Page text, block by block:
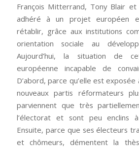
François Mitterrand, Tony Blair et
adhéré à un projet européen
rétablir, grâce aux institutions
orientation sociale au
Aujourd’hui, la situation de
européenne incapable de
D’abord, parce qu’elle est
nouveaux partis réformateurs
parviennent que très
l’électorat et sont peu enclins
Ensuite, parce que ses électeurs
et chômeurs, démentent la